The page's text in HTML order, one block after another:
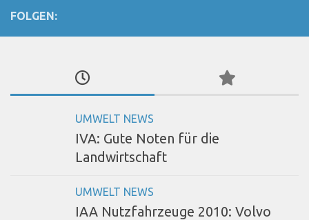
FOLGEN:
UMWELT NEWS
IVA: Gute Noten für die
Landwirtschaft
UMWELT NEWS
IAA Nutzfahrzeuge 2010: Volvo